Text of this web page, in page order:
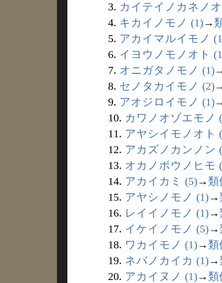
3. カイテイノカネノ
4. キカイノモノ (1)→
5. アカイマルイモノ
6. イヨウノモノオト
7. オニガタノモノ (1)
8. セノタカイモノ (2)
9. アオジロイモノ (1)
10. カワノオゾエモノ
11. アヤシイモノオト
12. アカズノカンノン
13. オカノボウノヒモ
14. アカイカミ (5)→ 類
15. アヤシノモノ (1)→
16. レイイノモノ (1)→
17. イケイノモノ (5)→
18. ワカイモノ (1)→ 類
19. ネバノカイカ (1)→
20. アカイヌノ (1)→ 類